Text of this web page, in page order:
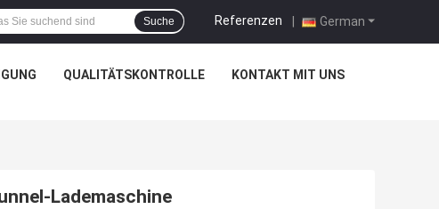
German
Referenzen |
Suche
QUALITÄTSKONTROLLE KONTAKT MIT UNS
Lademaschine